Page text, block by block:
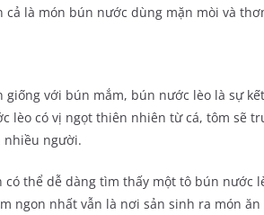
cả là món bún nước dùng mặn mòi và
giống với bún mắm, bún nước lèo là sự
lèo có vị ngọt thiên nhiên từ cá, tôm sẽ
nhiều người.
có thể dễ dàng tìm thấy một tô bún nước
ngon nhất vẫn là nơi sản sinh ra món